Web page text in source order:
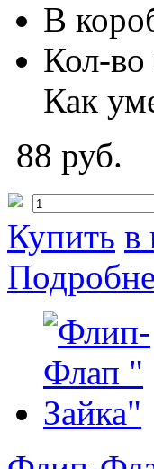
В
Кол-во
Как
88 руб.
Купить в